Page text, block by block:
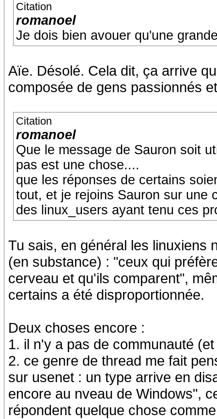
Citation
romanoel
Je dois bien avouer qu'une
Aïe. Désolé. Cela dit, ça arrive
composée de gens passionnés
Citation
romanoel
Que le message de Sauron soit
pas est une chose....
que les réponses de certains
tout, et je rejoins Sauron sur une
des linux_users ayant tenu ces
Tu sais, en général les linuxiens
(en substance) : "ceux qui
cerveau et qu'ils comparent",
certains a été disproportionnée.
Deux choses encore :
1. il n'y a pas de communauté
2. ce genre de thread me fait
sur usenet : un type arrive en
encore au nveau de Windows",
répondent quelque chose